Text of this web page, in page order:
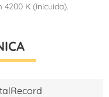
K (inlcuida).